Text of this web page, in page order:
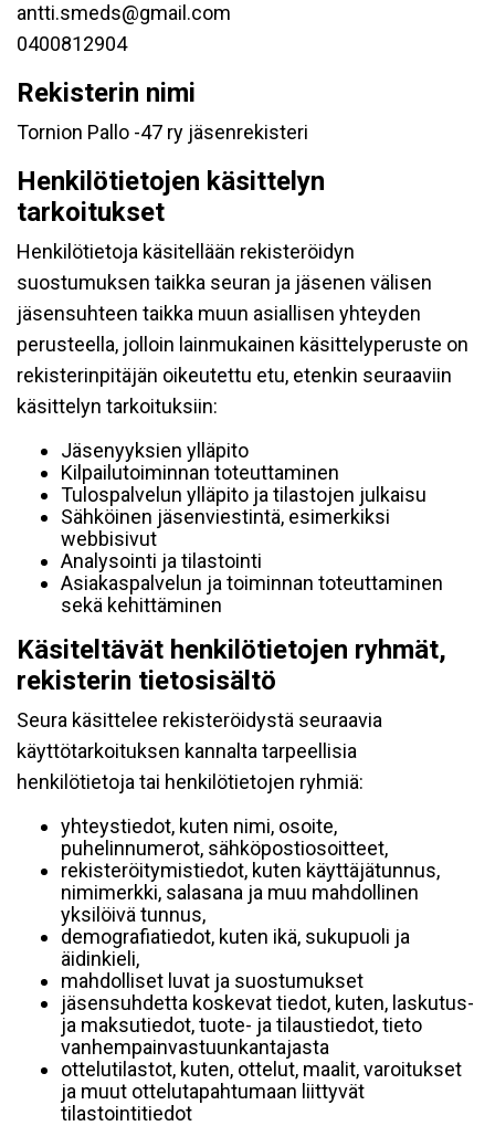
antti.smeds@gmail.com
0400812904
Rekisterin nimi
Tornion Pallo -47 ry jäsenrekisteri
Henkilötietojen käsittelyn
tarkoitukset
Henkilötietoja käsitellään rekisteröidyn
suostumuksen taikka seuran ja jäsenen välisen
jäsensuhteen taikka muun asiallisen yhteyden
perusteella, jolloin lainmukainen käsittelyperuste on
rekisterinpitäjän oikeutettu etu, etenkin seuraaviin
käsittelyn tarkoituksiin:
Jäsenyyksien ylläpito
Kilpailutoiminnan toteuttaminen
Tulospalvelun ylläpito ja tilastojen julkaisu
Sähköinen jäsenviestintä, esimerkiksi
webbisivut
Analysointi ja tilastointi
Asiakaspalvelun ja toiminnan toteuttaminen
sekä kehittäminen
Käsiteltävät henkilötietojen ryhmät,
rekisterin tietosisältö
Seura käsittelee rekisteröidystä seuraavia
käyttötarkoituksen kannalta tarpeellisia
henkilötietoja tai henkilötietojen ryhmiä:
yhteystiedot, kuten nimi, osoite,
puhelinnumerot, sähköpostiosoitteet,
rekisteröitymistiedot, kuten käyttäjätunnus,
nimimerkki, salasana ja muu mahdollinen
yksilöivä tunnus,
demografiatiedot, kuten ikä, sukupuoli ja
äidinkieli,
mahdolliset luvat ja suostumukset
jäsensuhdetta koskevat tiedot, kuten, laskutus-
ja maksutiedot, tuote- ja tilaustiedot, tieto
vanhempainvastuunkantajasta
ottelutilastot, kuten, ottelut, maalit, varoitukset
ja muut ottelutapahtumaan liittyvät
tilastointitiedot